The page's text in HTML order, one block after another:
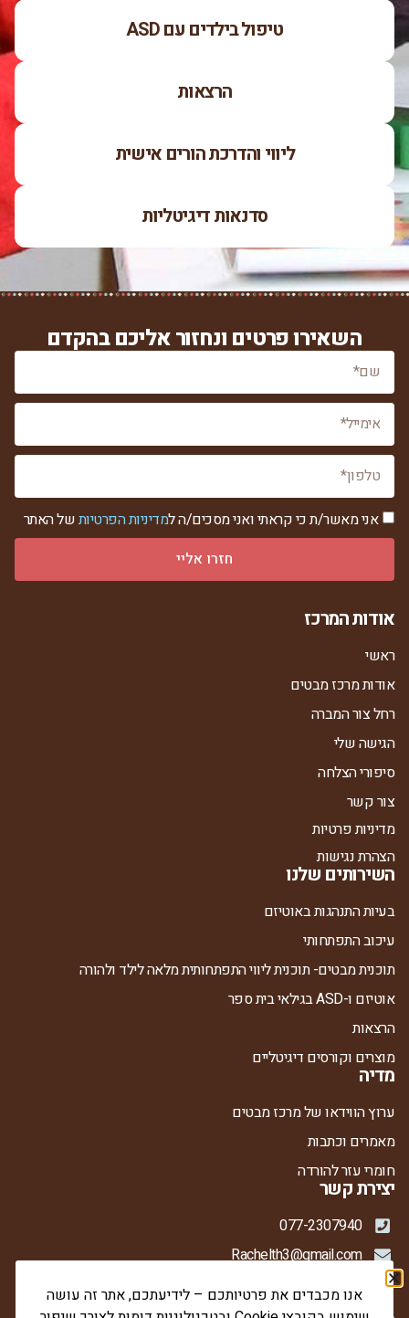
טיפול בילדים עם ASD
הרצאות
ליווי והדרכת הורים אישית
סדנאות דיגיטליות
השאירו פרטים ונחזור אליכם בהקדם
אני מאשר/ת כי קראתי ואני מסכים/ה למדיניות הפרטיותשל האתר
חזרו אליי
אודות המרכז
ראשי
אודות מרכז מבטים
רחל צור המברה
הגישה שלי
סיפורי הצלחה
צור קשר
מדיניות פרטיות
הצהרת נגישות
השירותים שלנו
בעיות התנהגות באוטיזם
עיכוב התפתחותי
תוכנית מבטים- תוכנית ליווי התפתחותית מלאה לילד ולהורה
אוטיזם ו-ASD בגילאי בית ספר
הרצאות
מוצרים וקורסים דיגיטליים
מדיה
ערוץ הווידאו של מרכז מבטים
מאמרים וכתבות
חומרי עזר להורדה
יצירת קשר
077-2307940
Rachelth3@gmail.com
אנו מכבדים את פרטיותכם – לידיעתכם, אתר זה עושה